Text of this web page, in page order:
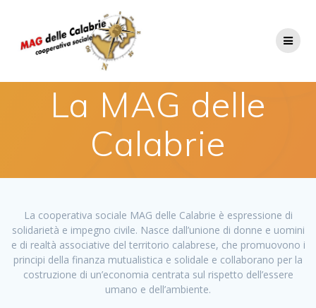
La MAG delle
Calabrie
La cooperativa sociale MAG delle Calabrie è espressione di
solidarietà e impegno civile. Nasce dall’unione di donne e uomini
e di realtà associative del territorio calabrese, che promuovono i
principi della finanza mutualistica e solidale e collaborano per la
costruzione di un’economia centrata sul rispetto dell’essere
umano e dell’ambiente.